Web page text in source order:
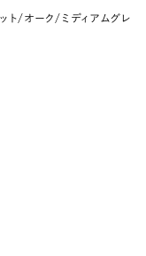
ト/オーク/ミディアムグレ